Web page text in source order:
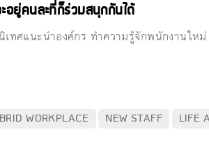
ยู่คนละที่ก็ร่วมสนุกกันได้
ทศแนะนำองค์กร ทำความรู้จักพนักงานให
WORKPLACE NEW STAFF LIFE